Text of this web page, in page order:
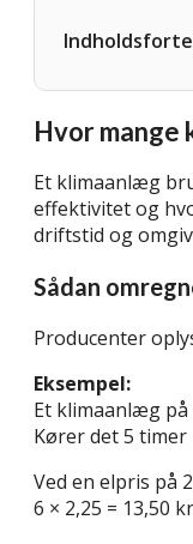
Hvor mange
Et klimaanlæg
effektivitet og
driftstid og
Sådan
Producenter
Eksempel:
Et klimaanlæg på
Kører det 5 timer
Ved en elpris på
6 × 2,25 = 13,50